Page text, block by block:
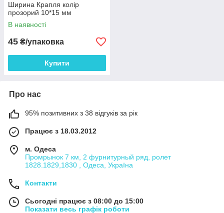
Ширина Крапля колір
прозорий 10*15 мм
В наявності
45 ₴/упаковка
Купити
Про нас
95% позитивних з 38 відгуків за рік
Працює з 18.03.2012
м. Одеса
Промрынок 7 км, 2 фурнитурный ряд, ролет
1828.1829,1830 , Одеса, Україна
Контакти
Сьогодні працює з 08:00 до 15:00
Показати весь графік роботи